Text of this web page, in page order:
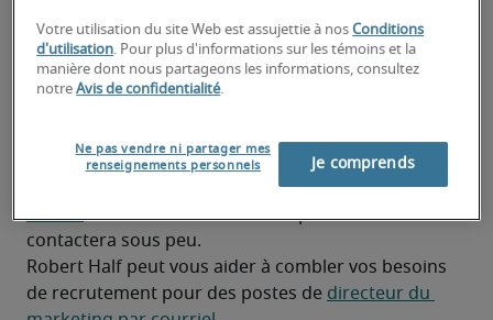
À la recherche d'un directeur du
marketing par courriel ou d'un
par courriel?
faites une demande de
contactera sous peu.
Robert Half peut vous aider à combler vos besoins
de recrutement pour des postes de directeur du
Votre utilisation du site Web est assujettie à nosConditions
d'utilisation. Pour plus d'informations sur les témoins et la
manière dont nous partageons les informations, consultez
notreAvis de confidentialité.
Ne pas vendre ni partager mes
renseignements personnels
Je comprends